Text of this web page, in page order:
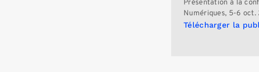
Présentation à la
Numériques, 5-6 oct.
Télécharger la